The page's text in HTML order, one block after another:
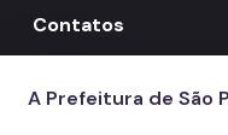
Contatos
156
A Prefeitura de São